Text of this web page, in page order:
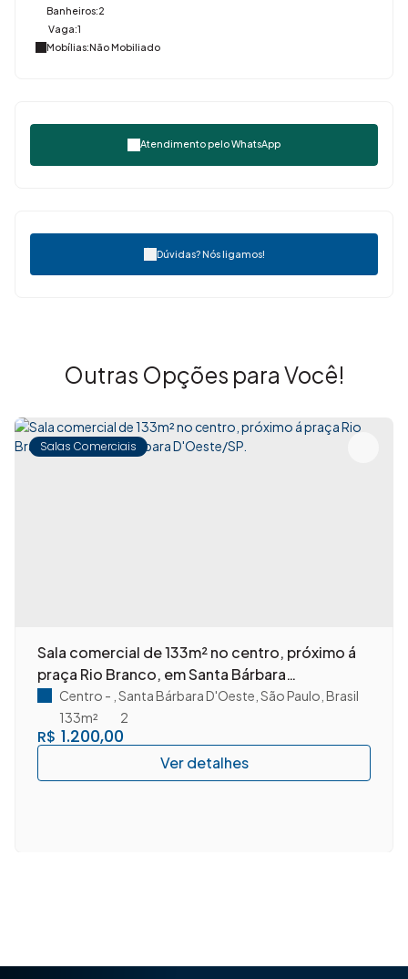
Banheiros:2
Vaga:1
Mobílias:Não Mobiliado
Atendimento peloWhatsApp
Dúvidas? Nós ligamos!
Outras Opções para Você!
Salas Comerciais
Sala comercial de 133m² no centro, próximo á
praça Rio Branco, em Santa Bárbara
D'Oeste/SP.
R$ 1.200,00
Centro Santa Bárbara D'Oeste São Paulo Brasil
2
133m²